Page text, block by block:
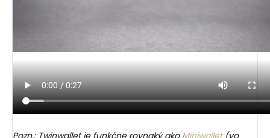
Pozn.: Twinwallet je funkčne rovnaký ako Miniwallet(vo